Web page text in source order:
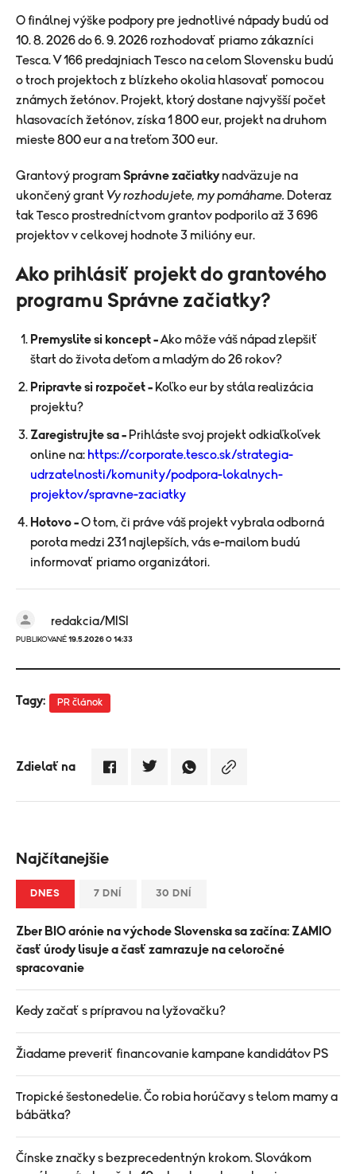
O finálnej výške podpory pre jednotlivé nápady budú od
10. 8. 2026 do 6. 9. 2026 rozhodovať priamo zákazníci
Tesca. V 166 predajniach Tesco na celom Slovensku budú
o troch projektoch z blízkeho okolia hlasovať pomocou
známych žetónov. Projekt, ktorý dostane najvyšší počet
hlasovacích žetónov, získa 1 800 eur, projekt na druhom
mieste 800 eur a na treťom 300 eur.
Grantový programSprávne začiatkynadväzuje na
ukončený grant Vy rozhodujete, my pomáhame. Doteraz
tak Tesco prostredníctvom grantov podporilo až 3 696
projektov v celkovej hodnote 3 milióny eur.
Ako prihlásiť projekt do grantového
programu Správne začiatky?
Premyslite si koncept –Ako môže váš nápad zlepšiť
štart do života deťom a mladým do 26 rokov?
Pripravte si rozpočet – Koľko eur by stála realizácia
projektu?
Zaregistrujte sa – Prihláste svoj projekt odkiaľkoľvek
online na: https://corporate.tesco.sk/strategia-
udrzatelnosti/komunity/podpora-lokalnych-
projektov/spravne-zaciatky
Hotovo –O tom, či práve váš projekt vybrala odborná
porota medzi 231 najlepších, vás e-mailom budú
informovať priamo organizátori.
redakcia/MISI
PUBLIKOVANÉ 19.5.2026 O 14:33
Tagy: PR článok
Zdielať na
Najčítanejšie
DNES 7 DNÍ 30 DNÍ
Zber BIO arónie na východe Slovenska sa začína: ZAMIO
časť úrody lisuje a časť zamrazuje na celoročné
spracovanie
Kedy začať s prípravou na lyžovačku?
Žiadame preveriť financovanie kampane kandidátov PS
Tropické šestonedelie. Čo robia horúčavy s telom mamy a
bábätka?
Čínske značky s bezprecedentnýn krokom. Slovákom